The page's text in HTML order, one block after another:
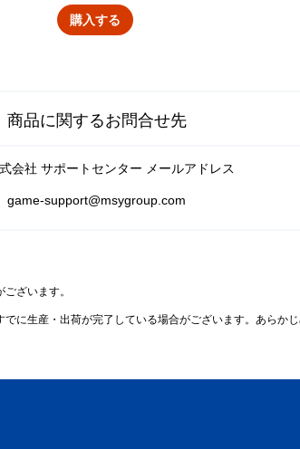
購入する
商品に関するお問合せ先
会社 サポートセンター メールアドレス
game-support@msygroup.com
ざいます。
に生産・出荷が完了している場合がございます。あらかじ